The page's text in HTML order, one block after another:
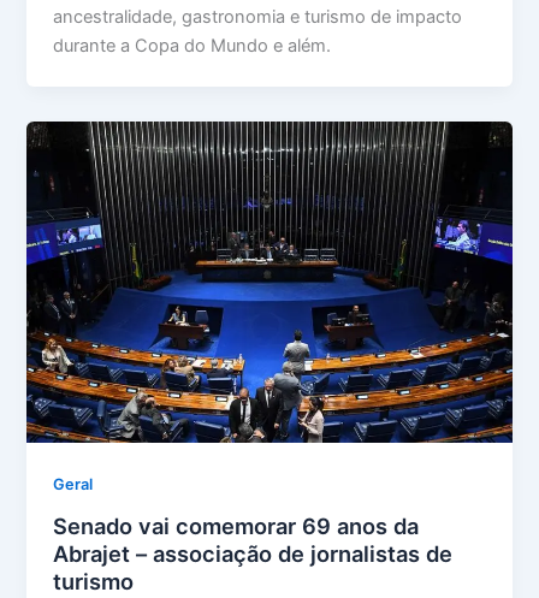
ancestralidade, gastronomia e turismo de impacto
durante a Copa do Mundo e além.
Geral
Senado vai comemorar 69 anos da
Abrajet – associação de jornalistas de
turismo